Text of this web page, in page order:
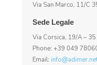
Via San Marco, 11/C
Sede Legale
Via Corsica, 19/A –
Phone: +39 049
Email: